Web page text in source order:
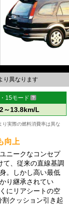
り異なります
15モード
～13.8km/L
実際の燃料消費率は異な
向上
ニークなコンセプ
て、従来の直線基調
。しかし高い最低
り継承されてい
にリアシートの空
クッション引き起